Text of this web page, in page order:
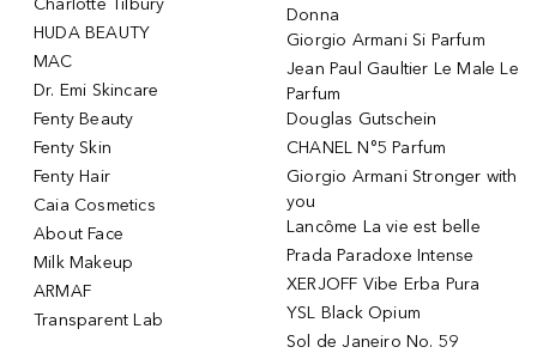
HUDA BEAUTY
MAC
Dr. Emi Skincare
Fenty Beauty
Fenty Skin
Fenty Hair
Caia Cosmetics
About Face
Milk Makeup
ARMAF
Transparent Lab
Donna
Giorgio Armani Si Parfum
Jean Paul Gaultier Le Male Le
Parfum
Douglas Gutschein
CHANEL N°5 Parfum
Giorgio Armani Stronger with
you
Lancôme La vie est belle
Prada Paradoxe Intense
XERJOFF Vibe Erba Pura
YSL Black Opium
Sol de Janeiro No. 59